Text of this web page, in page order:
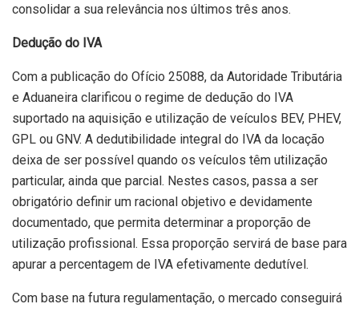
consolidar a sua relevância nos últimos três anos.
Dedução do IVA
Com a publicação do Ofício 25088, da Autoridade Tributária
e Aduaneira clarificou o regime de dedução do IVA
suportado na aquisição e utilização de veículos BEV, PHEV,
GPL ou GNV. A dedutibilidade integral do IVA da locação
deixa de ser possível quando os veículos têm utilização
particular, ainda que parcial. Nestes casos, passa a ser
obrigatório definir um racional objetivo e devidamente
documentado, que permita determinar a proporção de
utilização profissional. Essa proporção servirá de base para
apurar a percentagem de IVA efetivamente dedutível.
Com base na futura regulamentação, o mercado conseguirá